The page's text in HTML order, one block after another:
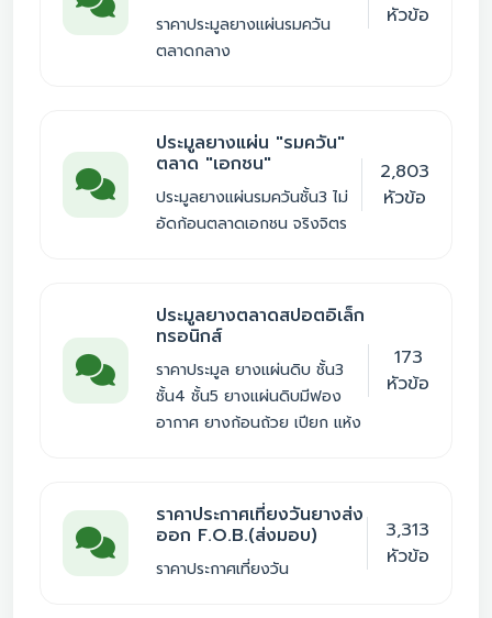
ราคาประมูลยางแผ่นรมควัน
ตลาดกลาง
หัวข้อ
ประมูลยางแผ่น "รมควัน"
ตลาด "เอกชน"
ประมูลยางแผ่นรมควันชั้น3 ไม่
อัดก้อนตลาดเอกชน จริงจิตร
2,803
หัวข้อ
ประมูลยางตลาดสปอตอิเล็ก
ทรอนิกส์
ราคาประมูล ยางแผ่นดิบ ชั้น3
ชั้น4 ชั้น5 ยางแผ่นดิบมีฟอง
อากาศ ยางก้อนถ้วย เปียก แห้ง
173
หัวข้อ
ราคาประกาศเที่ยงวันยางส่ง
ออก F.O.B.(ส่งมอบ)
ราคาประกาศเที่ยงวัน
3,313
หัวข้อ